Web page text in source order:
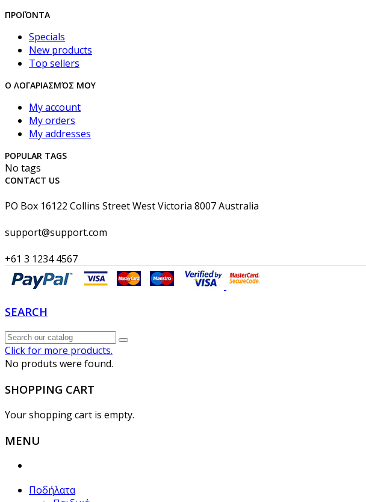
ΠΡΟΪΌΝΤΑ
Specials
New products
Top sellers
Ο ΛΟΓΑΡΙΑΣΜΌΣ ΜΟΥ
My account
My orders
My addresses
POPULAR TAGS
No tags
CONTACT US
PO Box 16122 Collins Street West Victoria 8007 Australia
support@support.com
+61 3 1234 4567
SEARCH
Click for more products.
No produts were found.
SHOPPING CART
Your shopping cart is empty.
MENU
Ποδήλατα